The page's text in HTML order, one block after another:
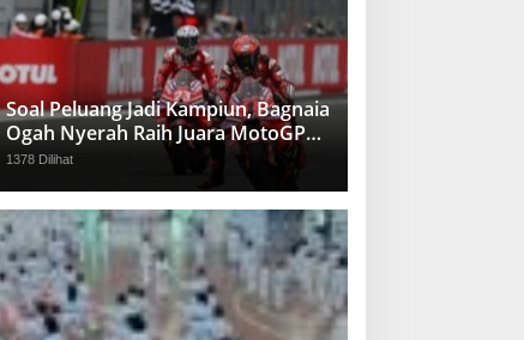
Soal Peluang Jadi Kampiun, Bagnaia
Ogah Nyerah Raih Juara MotoGP
2024
1378 Dilihat